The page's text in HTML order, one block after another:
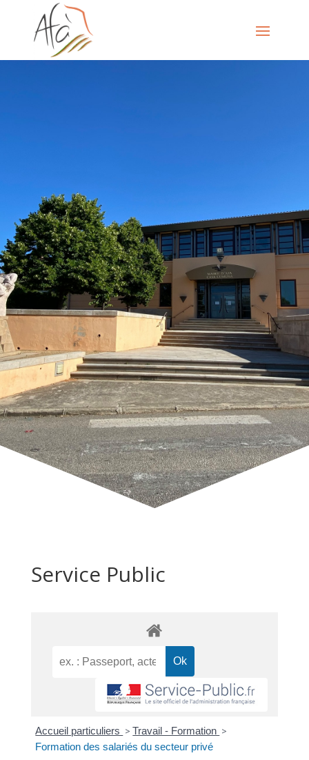
Service Public
Accueil particuliers > Travail - Formation >
Formation des salariés du secteur privé